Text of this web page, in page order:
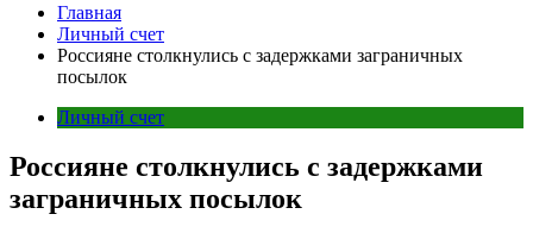
Главная
Личный счет
Россияне столкнулись с задержками заграничных
посылок
Личный счет
Россияне столкнулись с задержками
заграничных посылок